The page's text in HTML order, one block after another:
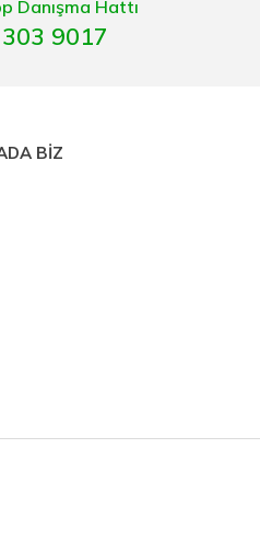
Danışma Hattı
9017
BİZ